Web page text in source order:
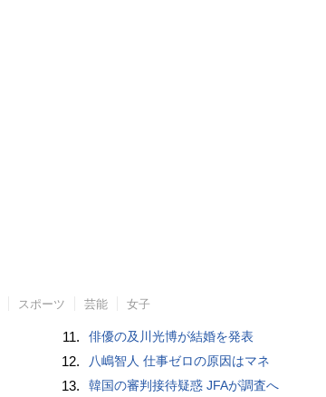
スポーツ 芸能 女子
11. 俳優の及川光博が結婚を発表
12. 八嶋智人 仕事ゼロの原因はマネ
13. 韓国の審判接待疑惑 JFAが調査へ